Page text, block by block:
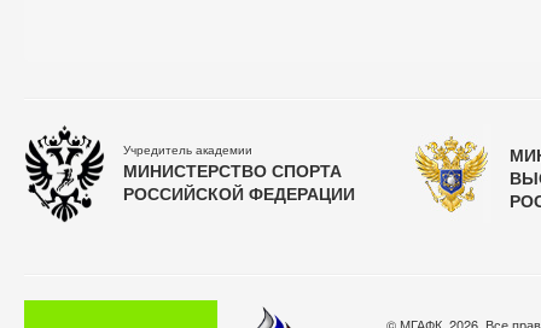
Учредитель академии
МИНИСТЕРСТВО СПОРТА
РОССИЙСКОЙ ФЕДЕРАЦИИ